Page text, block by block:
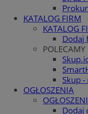
KATALOG FIRM
KATALOG
Dodaj
POLECAMY
Skup
OGŁOSZENIA
Dodaj